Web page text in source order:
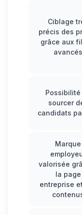
Ciblage
précis des
grâce aux
avancés
Possibilité
sourcer
candidats
Marque
valorisée
la page
entreprise